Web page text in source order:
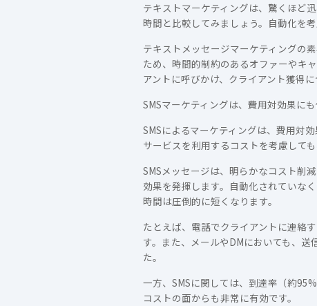
テキストマーケティングは、驚くほど
時間と比較してみましょう。自動化を
テキストメッセージマーケティングの
ため、時間的制約のあるオファーやキ
アントに呼びかけ、クライアント獲得
SMSマーケティングは、費用対効果に
SMSによるマーケティングは、費用対
サービスを利用するコストを考慮して
SMSメッセージは、明らかなコスト削
効果を発揮します。自動化されていな
時間は圧倒的に短くなります。
たとえば、電話でクライアントに連絡
す。また、メールやDMにおいても、
た。
一方、SMSに関しては、到達率（約
コストの面からも非常に有効です。